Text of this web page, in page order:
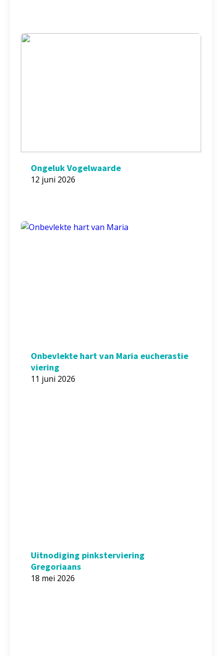
Ongeluk Vogelwaarde
12 juni 2026
Onbevlekte hart van Maria eucherastie
viering
11 juni 2026
Uitnodiging pinksterviering
Gregoriaans
18 mei 2026